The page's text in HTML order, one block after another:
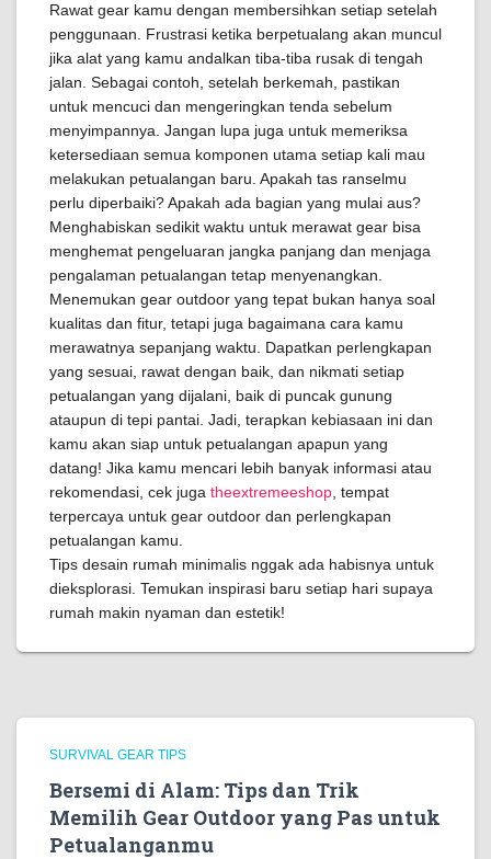
Rawat gear kamu dengan membersihkan setiap setelah
penggunaan. Frustrasi ketika berpetualang akan muncul
jika alat yang kamu andalkan tiba-tiba rusak di tengah
jalan. Sebagai contoh, setelah berkemah, pastikan
untuk mencuci dan mengeringkan tenda sebelum
menyimpannya. Jangan lupa juga untuk memeriksa
ketersediaan semua komponen utama setiap kali mau
melakukan petualangan baru. Apakah tas ranselmu
perlu diperbaiki? Apakah ada bagian yang mulai aus?
Menghabiskan sedikit waktu untuk merawat gear bisa
menghemat pengeluaran jangka panjang dan menjaga
pengalaman petualangan tetap menyenangkan.
Menemukan gear outdoor yang tepat bukan hanya soal
kualitas dan fitur, tetapi juga bagaimana cara kamu
merawatnya sepanjang waktu. Dapatkan perlengkapan
yang sesuai, rawat dengan baik, dan nikmati setiap
petualangan yang dijalani, baik di puncak gunung
ataupun di tepi pantai. Jadi, terapkan kebiasaan ini dan
kamu akan siap untuk petualangan apapun yang
datang! Jika kamu mencari lebih banyak informasi atau
rekomendasi, cek juga theextremeeshop , tempat
terpercaya untuk gear outdoor dan perlengkapan
petualangan kamu.
Tips desain rumah minimalis nggak ada habisnya untuk
dieksplorasi. Temukan inspirasi baru setiap hari supaya
rumah makin nyaman dan estetik!
SURVIVAL GEAR TIPS
Bersemi di Alam: Tips dan Trik
Memilih Gear Outdoor yang Pas untuk
Petualanganmu